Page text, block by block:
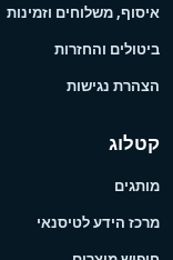
איסוף, משלוחים וזמינות
ביטולים והחזרות
הצהרת נגישות
קטלוג
מותגים
מרכז הידע לטיסנאי